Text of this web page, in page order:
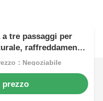
tre passaggi per
raffreddamento
：Negoziabile